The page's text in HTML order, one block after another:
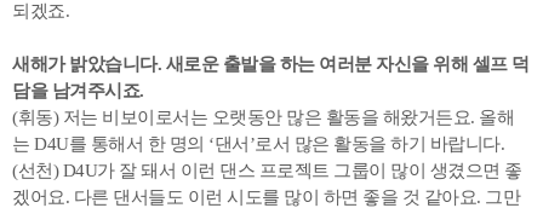
되겠죠.
새해가 밝았습니다. 새로운 출발을 하는 여러분 자신을 위해 셀프 덕
담을 남겨주시죠.
(휘동) 저는 비보이로서는 오랫동안 많은 활동을 해왔거든요. 올해
는 D4U를 통해서 한 명의 ‘댄서’로서 많은 활동을 하기 바랍니다.
(선천) D4U가 잘 돼서 이런 댄스 프로젝트 그룹이 많이 생겼으면 좋
겠어요. 다른 댄서들도 이런 시도를 많이 하면 좋을 것 같아요. 그만